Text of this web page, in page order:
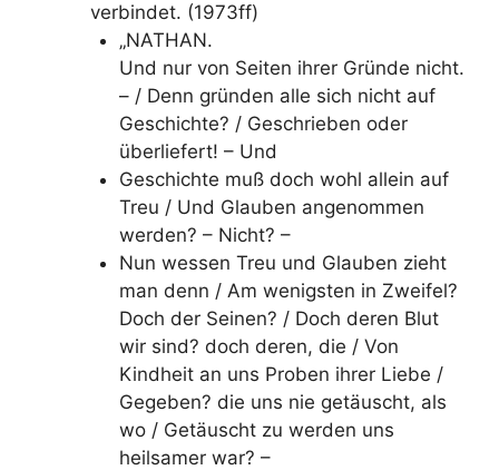
verbindet. (1973ff)
„NATHAN.
Und nur von Seiten ihrer Gründe nicht.
– / Denn gründen alle sich nicht auf
Geschichte? / Geschrieben oder
überliefert! – Und
Geschichte muß doch wohl allein auf
Treu / Und Glauben angenommen
werden? – Nicht? –
Nun wessen Treu und Glauben zieht
man denn / Am wenigsten in Zweifel?
Doch der Seinen? / Doch deren Blut
wir sind? doch deren, die / Von
Kindheit an uns Proben ihrer Liebe /
Gegeben? die uns nie getäuscht, als
wo / Getäuscht zu werden uns
heilsamer war? –